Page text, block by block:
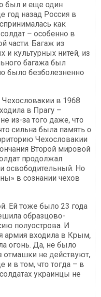
был и еще один
назад Россия в
как
– особенно в
части. Багаж из
культурных нитей, из
багажа был
было безболезненно
в 1968
в Прагу –
из-за того даже, что
сильна была память о
Чехословакии
Второй мировой
продолжал
освободительный. Но
в сознании чехов
Ей тоже было 23 года
образцово-
полуострова. И
армия входила в Крым,
огонь. Да, не было
отмашки не действуют,
и в том, что тогда – в
украинцы не